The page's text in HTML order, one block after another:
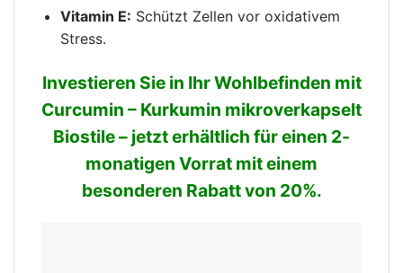
Vitamin E: Schützt Zellen vor oxidativem
Stress.
Investieren Sie in Ihr Wohlbefinden mit
Curcumin – Kurkumin mikroverkapselt
Biostile – jetzt erhältlich für einen 2-
monatigen Vorrat mit einem
besonderen Rabatt von 20%.